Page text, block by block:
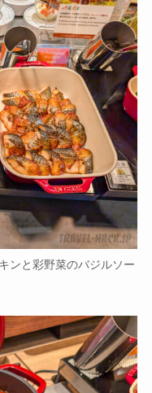
ンと彩野菜のバジルソー